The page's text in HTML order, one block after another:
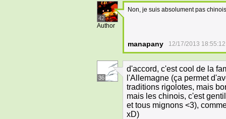
42
Author
Non, je suis absolument pas
manapany 12/17/2013 18:55:12
36
d'accord, c'est cool de la
l'Allemagne (ça permet
traditions rigolotes, mais
mais les chinois, c'est
et tous mignons <3),
xD)